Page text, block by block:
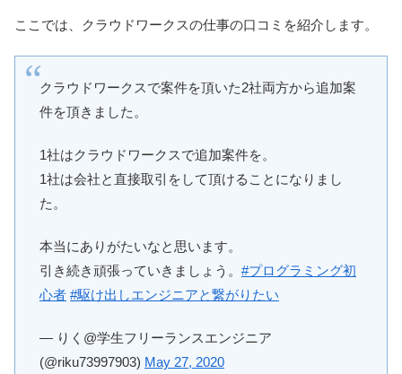
ここでは、クラウドワークスの仕事の口コミを紹介します。
クラウドワークスで案件を頂いた2社両方から追加案
件を頂きました。
1社はクラウドワークスで追加案件を。
1社は会社と直接取引をして頂けることになりまし
た。
本当にありがたいなと思います。
引き続き頑張っていきましょう。 #プログラミング初
心者 #駆け出しエンジニアと繋がりたい
— りく@学生フリーランスエンジニア
(@riku73997903) May 27, 2020